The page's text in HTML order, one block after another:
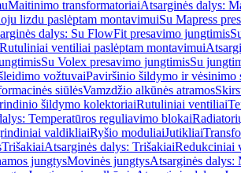
Maitinimo transformatoriaiAtsarginės dalys:
lizdu paslėptam montavimuiSu Mapress
dalys: Su FlowFit presavimo jungtimis
Rutuliniai ventiliai paslėptam montavimui
Su Volex presavimo jungtimisSu
vožtuvaiPaviršinio šildymo ir vėsinimo
siūlėsVamzdžio alkūnės atramos
šildymo kolektoriaiRutuliniai ventiliai
Temperatūros reguliavimo blokai
valdikliaiRyšio moduliaiJutikliai
TrišakiaiAtsarginės dalys: TrišakiaiRedukciniai
jungtysMovinės jungtysAtsarginės dalys: